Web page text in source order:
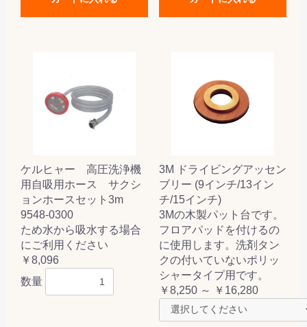
ケルヒャー 高圧洗浄機
用自吸用ホース サクシ
ョンホースセット3m
9548-0300
ため水から吸水する場合
にご利用ください
￥8,096
数量
3M ドライビングアッセン
ブリー (9インチ/13イン
チ/15インチ)
3Mの木製パット台です。
フロアパッドを付けるの
に使用します。洗剤タン
クの付いていないポリッ
シャータイプ用です。
￥8,250 ～ ￥16,280